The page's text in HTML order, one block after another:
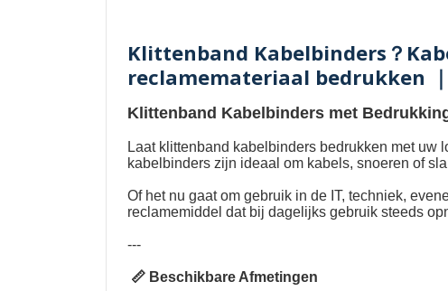
Klittenband Kabelbinders？
reclamemateriaal bedrukken
Klittenband Kabelbinders met
Laat klittenband kabelbinders bedrukken met uw
kabelbinders zijn ideaal om kabels, snoeren of
Of het nu gaat om gebruik in de IT, techniek,
reclamemiddel dat bij dagelijks gebruik steeds
---
📏 Beschikbare Afmetingen